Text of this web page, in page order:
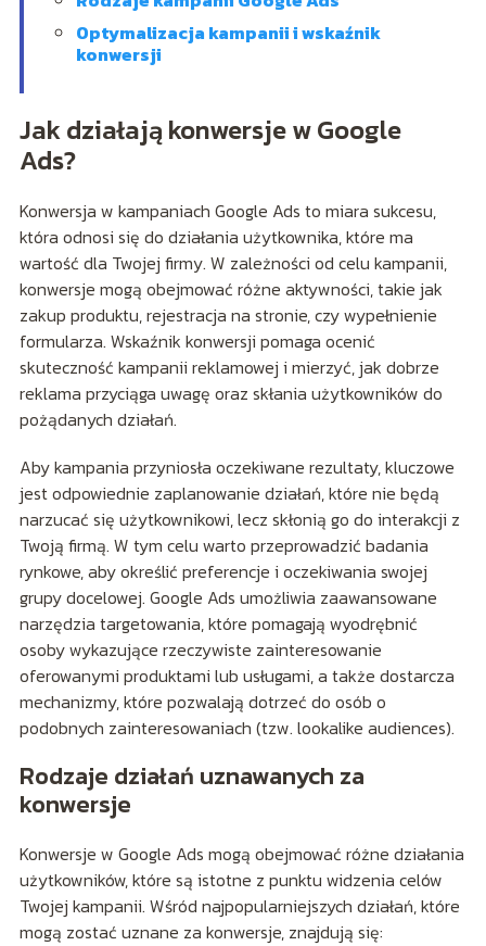
Optymalizacja kampanii i wskaźnik
konwersji
Jak działają konwersje w Google
Ads?
Konwersja w kampaniach Google Ads to miara sukcesu,
która odnosi się do działania użytkownika, które ma
wartość dla Twojej firmy. W zależności od celu kampanii,
konwersje mogą obejmować różne aktywności, takie jak
zakup produktu, rejestracja na stronie, czy wypełnienie
formularza. Wskaźnik konwersji pomaga ocenić
skuteczność kampanii reklamowej i mierzyć, jak dobrze
reklama przyciąga uwagę oraz skłania użytkowników do
pożądanych działań.
Aby kampania przyniosła oczekiwane rezultaty, kluczowe
jest odpowiednie zaplanowanie działań, które nie będą
narzucać się użytkownikowi, lecz skłonią go do interakcji z
Twoją firmą. W tym celu warto przeprowadzić badania
rynkowe, aby określić preferencje i oczekiwania swojej
grupy docelowej. Google Ads umożliwia zaawansowane
narzędzia targetowania, które pomagają wyodrębnić
osoby wykazujące rzeczywiste zainteresowanie
oferowanymi produktami lub usługami, a także dostarcza
mechanizmy, które pozwalają dotrzeć do osób o
podobnych zainteresowaniach (tzw. lookalike audiences).
Rodzaje działań uznawanych za
konwersje
Konwersje w Google Ads mogą obejmować różne działania
użytkowników, które są istotne z punktu widzenia celów
Twojej kampanii. Wśród najpopularniejszych działań, które
mogą zostać uznane za konwersje, znajdują się: